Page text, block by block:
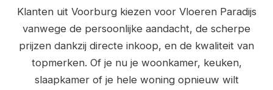
Klanten uit Voorburg kiezen voor Vloeren Paradijs
vanwege de persoonlijke aandacht, de scherpe
prijzen dankzij directe inkoop, en de kwaliteit van
topmerken. Of je nu je woonkamer, keuken,
slaapkamer of je hele woning opnieuw wilt